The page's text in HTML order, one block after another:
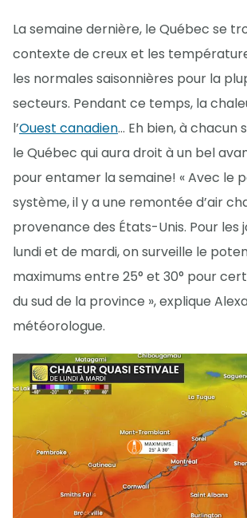
La semaine dernière, le Québec se
contexte de creux et les
les normales saisonnières pour la
secteurs. Pendant ce temps, la
l’Ouest canadien… Eh bien, à chacun
le Québec qui aura droit à un bel
pour entamer la semaine! « Avec le
système, il y a une remontée d’air
provenance des États-Unis. Pour les
lundi et de mardi, on surveille le
maximums entre 25° et 30° pour
du sud de la province », explique
météorologue.